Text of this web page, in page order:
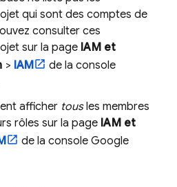
qui sont des comptes de
consulter ces
sur la page IAM et
> IAM
de la console
afficher tousles membres
rôles sur la page IAM et
de la consoleGoogle